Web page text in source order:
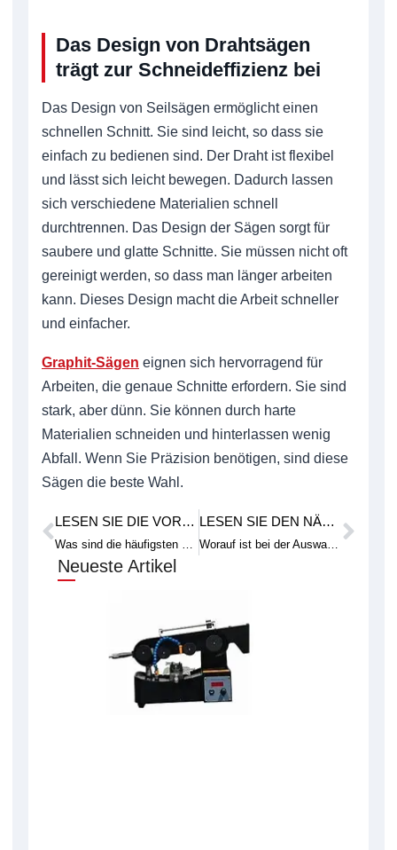
Das Design von Drahtsägen
trägt zur Schneideffizienz bei
Das Design von Seilsägen ermöglicht einen
schnellen Schnitt. Sie sind leicht, so dass sie
einfach zu bedienen sind. Der Draht ist flexibel
und lässt sich leicht bewegen. Dadurch lassen
sich verschiedene Materialien schnell
durchtrennen. Das Design der Sägen sorgt für
saubere und glatte Schnitte. Sie müssen nicht oft
gereinigt werden, so dass man länger arbeiten
kann. Dieses Design macht die Arbeit schneller
und einfacher.
Graphit-Sägen eignen sich hervorragend für
Arbeiten, die genaue Schnitte erfordern. Sie sind
stark, aber dünn. Sie können durch harte
Materialien schneiden und hinterlassen wenig
Abfall. Wenn Sie Präzision benötigen, sind diese
Sägen die beste Wahl.
Prev LESEN SIE DIE VORHERIGE FALLSTUDIE
Was sind die häufigsten Probleme bei einer Diamantdrahtschneidemaschine?
LESEN SIE DEN NÄCHSTEN TECHNISCHEN ARTIKEL
Worauf ist bei der Auswahl einer 2D-Profilsäge zu achten?
Neueste Artikel